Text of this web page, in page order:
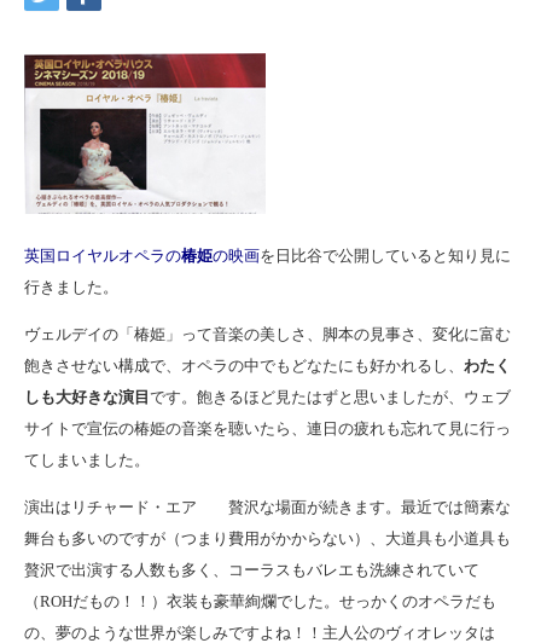
英国ロイヤルオペラの椿姫の映画を日比谷で公開していると知り見に
行きました。
ヴェルデイの「椿姫」って音楽の美しさ、脚本の見事さ、変化に富む
飽きさせない構成で、オペラの中でもどなたにも好かれるし、 わたく
しも大好きな演目 です。飽きるほど見たはずと思いましたが、ウェブ
サイトで宣伝の椿姫の音楽を聴いたら、連日の疲れも忘れて見に行っ
てしまいました。
演出はリチャード・エア 贅沢な場面が続きます。最近では簡素な
舞台も多いのですが（つまり費用がかからない）、大道具も小道具も
贅沢で出演する人数も多く、コーラスもバレエも洗練されていて
（ROHだもの！！）衣装も豪華絢爛でした。せっかくのオペラだも
の、夢のような世界が楽しみですよね！！主人公のヴィオレッタは
アクセス
メールで相談
ブログ一覧ページ
料金一覧 new